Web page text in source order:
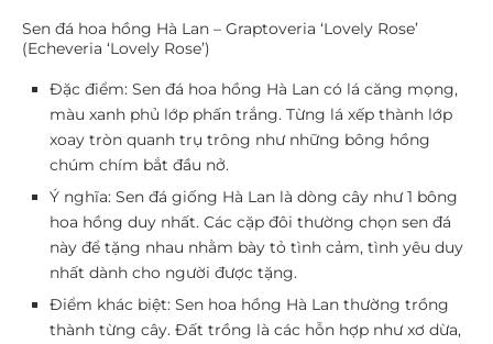
Sen đá hoa hồng Hà Lan – Graptoveria ‘Lovely Rose’
(Echeveria ‘Lovely Rose’)
Đặc điểm: Sen đá hoa hồng Hà Lan có lá căng mọng,
màu xanh phủ lớp phấn trắng. Từng lá xếp thành lớp
xoay tròn quanh trụ trông như những bông hồng
chúm chím bắt đầu nở.
Ý nghĩa: Sen đá giống Hà Lan là dòng cây như 1 bông
hoa hồng duy nhất. Các cặp đôi thường chọn sen đá
này để tặng nhau nhằm bày tỏ tình cảm, tình yêu duy
nhất dành cho người được tặng.
Điểm khác biệt: Sen hoa hồng Hà Lan thường trồng
thành từng cây. Đất trồng là các hỗn hợp như xơ dừa,